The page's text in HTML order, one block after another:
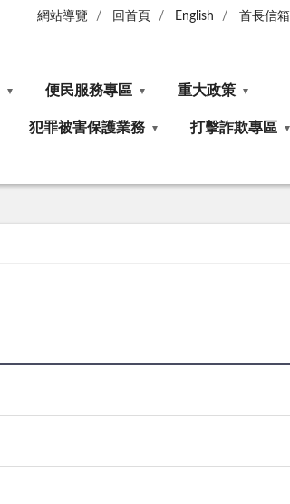
網站導覽 回首頁 English 首長信箱
便民服務專區 重大政策
犯罪被害保護業務 打擊詐欺專區